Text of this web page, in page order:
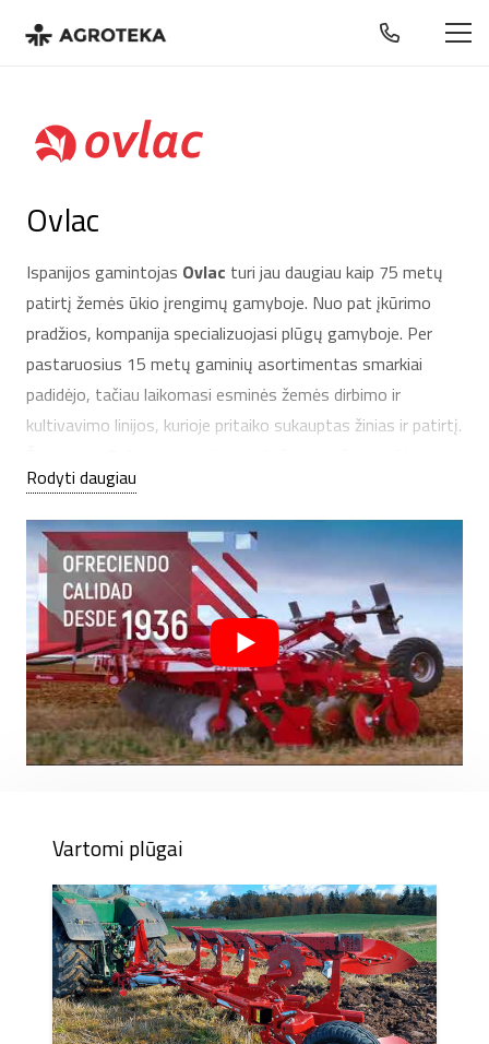
Ovlac
Ispanijos gamintojas Ovlac turi jau daugiau kaip 75 metų
patirtį žemės ūkio įrengimų gamyboje. Nuo pat įkūrimo
pradžios, kompanija specializuojasi plūgų gamyboje. Per
pastaruosius 15 metų gaminių asortimentas smarkiai
padidėjo, tačiau laikomasi esminės žemės dirbimo ir
kultivavimo linijos, kurioje pritaiko sukauptas žinias ir patirtį.
gamintojas Ispanijoje, eksportuojantis savo produkciją į
daugiau kaip 20 pasaulio šalių
Rodyti daugiau
Vartomi plūgai